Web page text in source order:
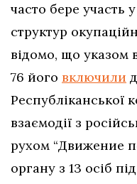
часто бере участь
структур
відомо, що указом
76 його включили
Республіканської
взаємодії з
рухом “Движение
органу з 13 осіб